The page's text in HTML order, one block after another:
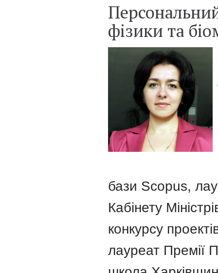
фізики та
бази Scopus,
Кабінету
конкурсу
лауреат Премії